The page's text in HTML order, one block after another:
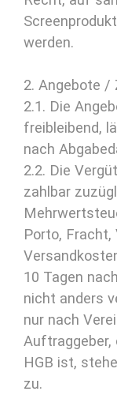
werden.
2. Angebote /
2.1. Die
freibleibend,
nach
2.2. Die
zahlbar
Porto, Fracht,
10 Tagen
nicht anders
nur nach
Auftraggeber,
HGB ist,
zu.